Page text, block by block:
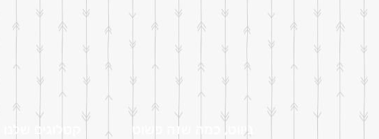
קטלוגים שלנו ניווט, כמה שזה פשוט